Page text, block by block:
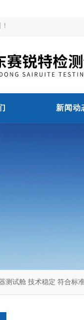
新闻动
测试舱 技术稳定 符合标